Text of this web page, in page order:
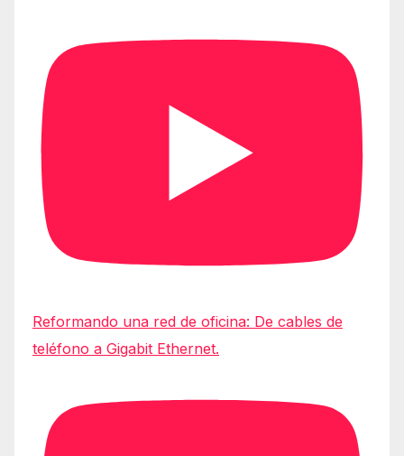
Reformando una red de oficina: De cables de
teléfono a Gigabit Ethernet.